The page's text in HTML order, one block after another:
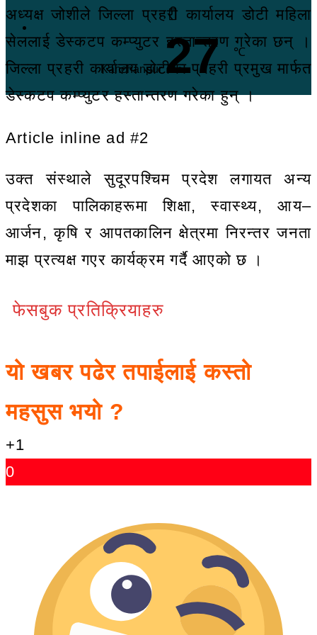
Kanchanpur 27 ℃
अध्यक्ष जोशीले जिल्ला प्रहरी कार्यालय डोटी महिला
सेललाई डेस्कटप कम्प्युटर हस्तान्तरण गरेका छन् ।
जिल्ला प्रहरी कार्यालय डोटीका प्रहरी प्रमुख मार्फत
डेस्कटप कम्प्युटर हस्तान्तरण गरेका हुन् ।
Article inline ad #2
उक्त संस्थाले सुदूरपश्चिम प्रदेश लगायत अन्य
प्रदेशका पालिकाहरूमा शिक्षा, स्वास्थ्य, आय–
आर्जन, कृषि र आपतकालिन क्षेत्रमा निरन्तर जनता
माझ प्रत्यक्ष गएर कार्यक्रम गर्दै आएको छ ।
फेसबुक प्रतिक्रियाहरु
यो खबर पढेर तपाईलाई कस्तो
महसुस भयो ?
+1
0